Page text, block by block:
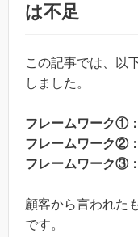
は不足
この記事では、以
しました。
フレームワーク①
フレームワーク②
フレームワーク③
顧客から言われた
です。